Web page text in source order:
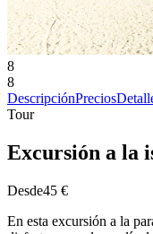
8
8
DescripciónPrecios
Tour
Excursión a la
Desde45 €
En esta excursión a la